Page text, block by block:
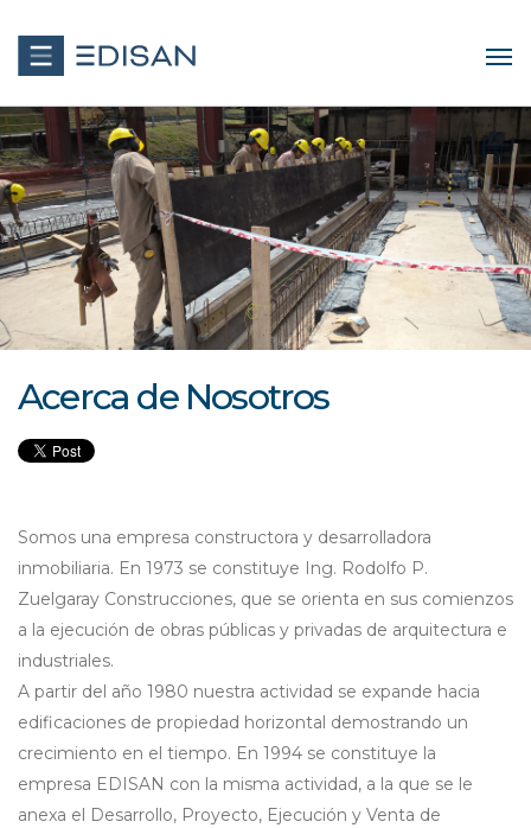
Acerca de Nosotros
Somos una empresa constructora y desarrolladora
inmobiliaria. En 1973 se constituye Ing. Rodolfo P.
Zuelgaray Construcciones, que se orienta en sus comienzos
a la ejecución de obras públicas y privadas de arquitectura e
industriales.
A partir del año 1980 nuestra actividad se expande hacia
edificaciones de propiedad horizontal demostrando un
crecimiento en el tiempo. En 1994 se constituye la
empresa EDISAN con la misma actividad, a la que se le
anexa el Desarrollo, Proyecto, Ejecución y Venta de